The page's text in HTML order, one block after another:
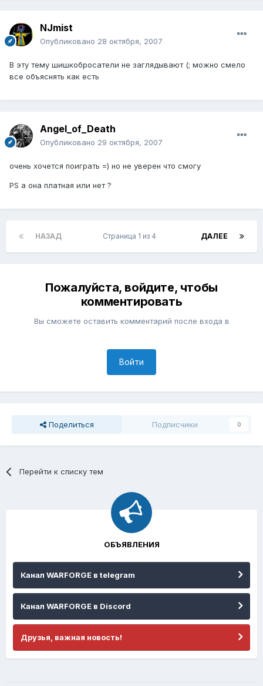
NJmist
Опубликовано 28 октября, 2007
В эту тему шишкобросатели не заглядывают (; можно смело
все объяснять как есть
Angel_of_Death
Опубликовано 29 октября, 2007
очень хочется поиграть =) но не уверен что смогу
PS а она платная или нет ?
НАЗАД ДАЛЕЕ
Страница 1 из 4
Пожалуйста, войдите, чтобы
комментировать
Вы сможете оставить комментарий после входа в
Войти
Поделиться Подписчики 0
Перейти к списку тем
ОБЪЯВЛЕНИЯ
Канал WARFORGE в telegram
Канал WARFORGE в Discord
Друзья, важная новость!